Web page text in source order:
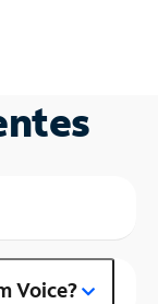
Voice?